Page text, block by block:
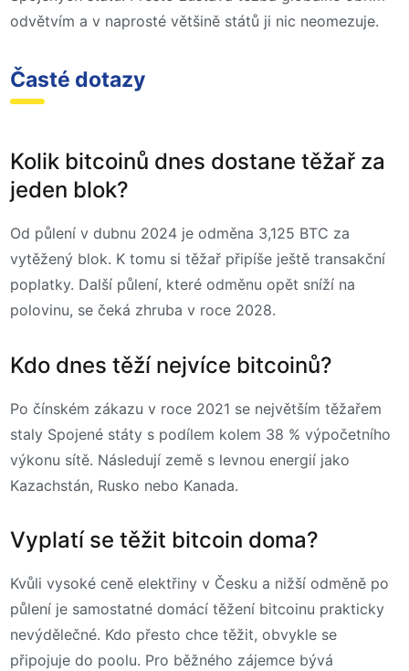
odvětvím a v naprosté většině států ji nic neomezuje.
Časté dotazy
Kolik bitcoinů dnes dostane těžař za
jeden blok?
Od půlení v dubnu 2024 je odměna 3,125 BTC za
vytěžený blok. K tomu si těžař připíše ještě transakční
poplatky. Další půlení, které odměnu opět sníží na
polovinu, se čeká zhruba v roce 2028.
Kdo dnes těží nejvíce bitcoinů?
Po čínském zákazu v roce 2021 se největším těžařem
staly Spojené státy s podílem kolem 38 % výpočetního
výkonu sítě. Následují země s levnou energií jako
Kazachstán, Rusko nebo Kanada.
Vyplatí se těžit bitcoin doma?
Kvůli vysoké ceně elektřiny v Česku a nižší odměně po
půlení je samostatné domácí těžení bitcoinu prakticky
nevýdělečné. Kdo přesto chce těžit, obvykle se
připojuje do poolu. Pro běžného zájemce bývá